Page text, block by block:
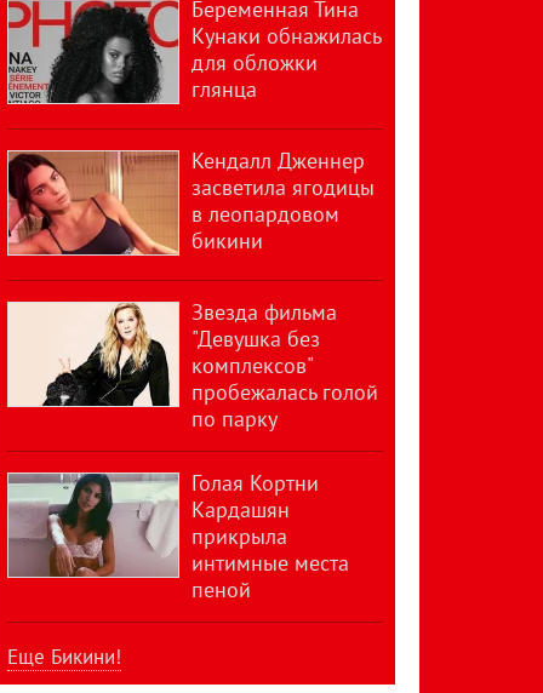
Беременная Тина
Кунаки обнажилась
для обложки
глянца
Кендалл Дженнер
засветила ягодицы
в леопардовом
бикини
Звезда фильма
"Девушка без
комплексов"
пробежалась голой
по парку
Голая Кортни
Кардашян
прикрыла
интимные места
пеной
Еще Бикини!